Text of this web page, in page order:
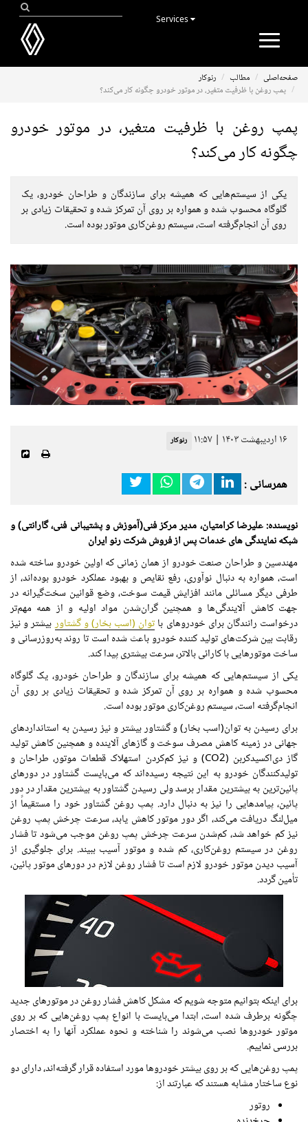
Toggle
صفحه‌اصلی مطالب
رنوکار
پمپ روغن با ظرفیت متغیر، در موتور خودرو چگونه کار می‌کند؟
پمپ روغن با ظرفیت متغیر، در موتور خودرو
چگونه کار می‌کند؟
یکی از سیستم‌هایی که همیشه برای سازندگان و طراحان خودرو، یک
گلوگاه محسوب شده و همواره بر روی آن تمرکز شده و تحقیقات زیادی بر
روی آن انجام‌گرفته است، سیستم روغن‌کاری موتور بوده است.
۱۶ اردیبهشت ۱۴۰۳ | ۱۱:۵۷ رنوکار
همرسانی :
نویسنده: علیرضا کرامتیان، مدیر مرکز فنی(آموزش و پشتیبانی فنی، گارانتی) و
شبکه نمایندگی های خدمات پس از فروش شرکت رنو ایران
مهندسین و طراحان صنعت خودرو از همان زمانی که اولین خودرو ساخته شده
است، همواره به دنبال نوآوری، رفع نقایص و بهبود عملکرد خودرو بوده‌اند، از
طرفی دیگر مسائلی مانند افزایش قیمت سوخت، وضع قوانین سخت‌گیرانه در
جهت کاهش آلایندگی‌ها و همچنین گران‌شدن مواد اولیه و از همه مهم‌تر
درخواست رانندگان برای خودروهای باتوان (اسب بخار) و گشتاوربیشتر و نیز
رقابت بین شرکت‌های تولید کننده خودرو باعث شده است تا روند به‌روزرسانی و
ساخت موتورهایی با کارائی بالاتر، سرعت بیشتری پیدا کند.
یکی از سیستم‌هایی که همیشه برای سازندگان و طراحان خودرو، یک گلوگاه
محسوب شده و همواره بر روی آن تمرکز شده و تحقیقات زیادی بر روی آن
انجام‌گرفته است، سیستم روغن‌کاری موتور بوده است.
برای رسیدن به توان(اسب بخار) و گشتاور بیشتر و نیز رسیدن به استانداردهای
جهانی در زمینه کاهش مصرف سوخت و گازهای آلاینده و همچنین کاهش تولید
گاز دی‌اکسیدکربن (CO2) و نیز کم‌کردن استهلاک قطعات موتور، طراحان و
تولیدکنندگان خودرو به این نتیجه رسیده‌اند که می‌بایست گشتاور در دورهای
پائین‌ترین به بیشترین مقدار برسد ولی رسیدن گشتاور به بیشترین مقدار در دور
پائین، پیامدهایی را نیز به دنبال دارد. پمپ روغن گشتاور خود را مستقیماً از
میل‌لنگ دریافت می‌کند، اگر دور موتور کاهش یابد، سرعت چرخش پمپ روغن
نیز کم خواهد شد، کم‌شدن سرعت چرخش پمپ روغن موجب می‌شود تا فشار
روغن در سیستم روغن‌کاری، کم شده و موتور آسیب ببیند. برای جلوگیری از
آسیب دیدن موتور خودرو لازم است تا فشار روغن لازم در دورهای موتور پائین،
تأمین گردد.
برای اینکه بتوانیم متوجه شویم که مشکل کاهش فشار روغن در موتورهای جدید
چگونه برطرف شده است، ابتدا می‌بایست با انواع پمپ روغن‌هایی که بر روی
موتور خودروها نصب می‌شوند را شناخته و نحوه عملکرد آنها را به‌ اختصار
بررسی نماییم.
پمپ روغن‌هایی که بر روی بیشتر خودروها مورد استفاده قرار گرفته‌اند، دارای دو
نوع ساختار مشابه هستند که عبارتند از:
روتور